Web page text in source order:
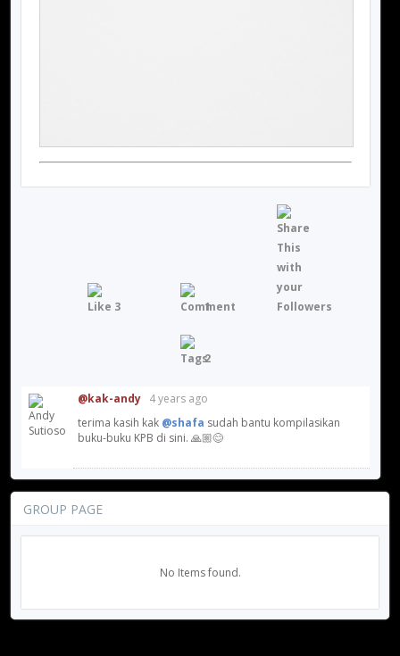
3 1
2
@kak-andy 4 years ago
terima kasih kak @shafa sudah bantu kompilasikan
buku-buku KPB di sini. 🙏🏼😊
GROUP PAGE
No Items found.